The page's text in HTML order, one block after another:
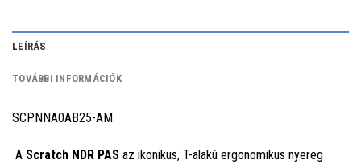
LEÍRÁS
TOVÁBBI INFORMÁCIÓK
SCPNNA0AB25-AM
A Scratch NDR PAS az ikonikus, T-alakú ergonomikus nyereg